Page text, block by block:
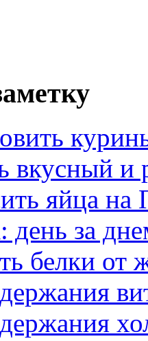
вкусный и
яйца на
день за
белки от